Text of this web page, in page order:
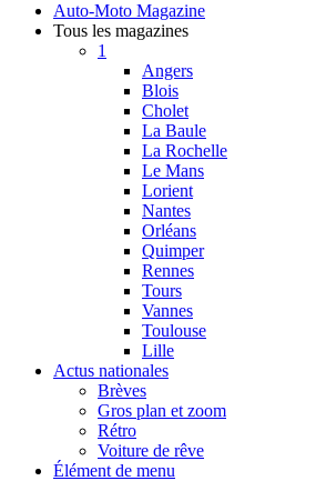
Auto-Moto Magazine
Tous les magazines
1
Angers
Blois
Cholet
La Baule
La Rochelle
Le Mans
Lorient
Nantes
Orléans
Quimper
Rennes
Tours
Vannes
Toulouse
Lille
Actus nationales
Brèves
Gros plan et zoom
Rétro
Voiture de rêve
Élément de menu